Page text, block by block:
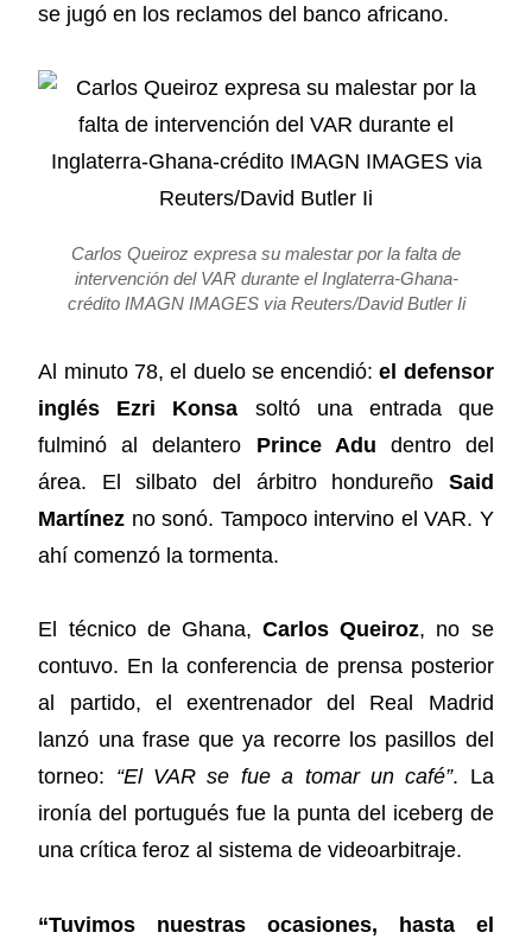
se jugó en los reclamos del banco africano.
Carlos Queiroz expresa su malestar por la falta de
intervención del VAR durante el Inglaterra-Ghana-
crédito IMAGN IMAGES via Reuters/David Butler Ii
Al minuto 78, el duelo se encendió:el defensor
inglés Ezri Konsa soltó una entrada que
fulminó al delantero Prince Adu dentro del
área. El silbato del árbitro hondureño Said
Martínez no sonó. Tampoco intervino el VAR. Y
ahí comenzó la tormenta.
El técnico de Ghana,Carlos Queiroz, no se
contuvo. En la conferencia de prensa posterior
al partido, el exentrenador del Real Madrid
lanzó una frase que ya recorre los pasillos del
torneo: “El VAR se fue a tomar un café”. La
ironía del portugués fue la punta del iceberg de
una crítica feroz al sistema de videoarbitraje.
“Tuvimos nuestras ocasiones, hasta el